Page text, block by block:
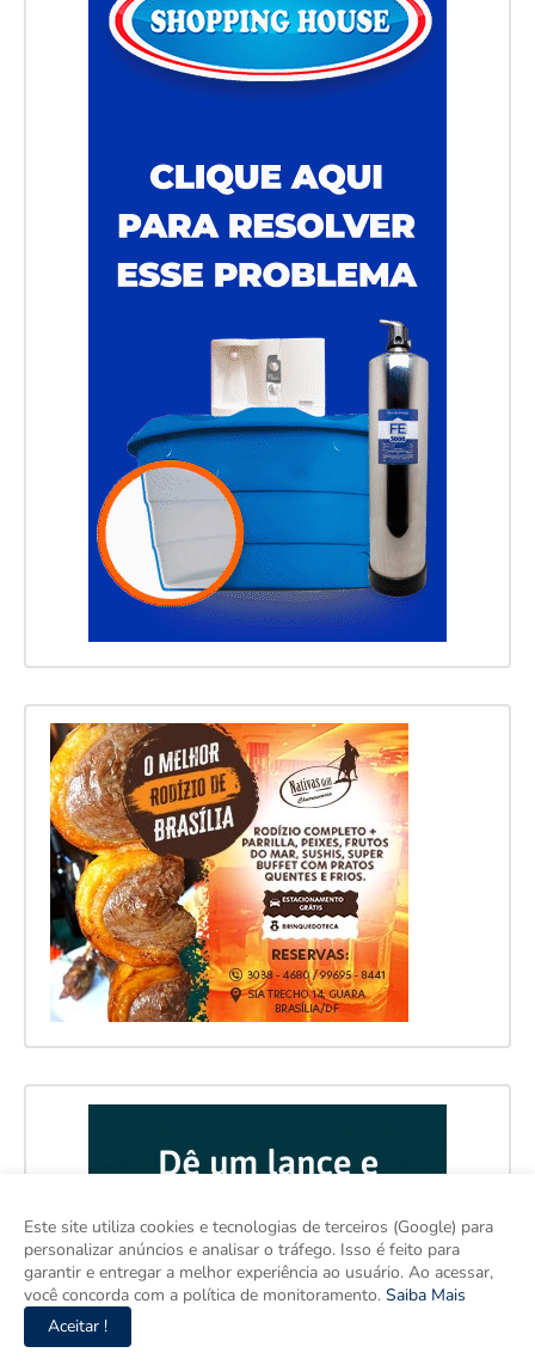
Este site utiliza cookies e tecnologias de terceiros (Google) para
personalizar anúncios e analisar o tráfego. Isso é feito para
garantir e entregar a melhor experiência ao usuário. Ao acessar,
você concorda com a política de monitoramento. Saiba Mais
Aceitar !